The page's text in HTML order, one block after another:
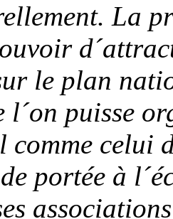
La
le plan
l´on puisse
celui
portée à